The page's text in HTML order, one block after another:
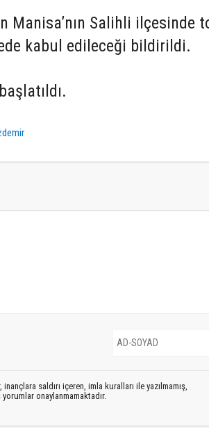
Manisa’nın Salihli ilçesinde
kabul edileceği bildirildi.
saldırı içeren, imla kuralları ile yazılmamış,
onaylanmamaktadır.